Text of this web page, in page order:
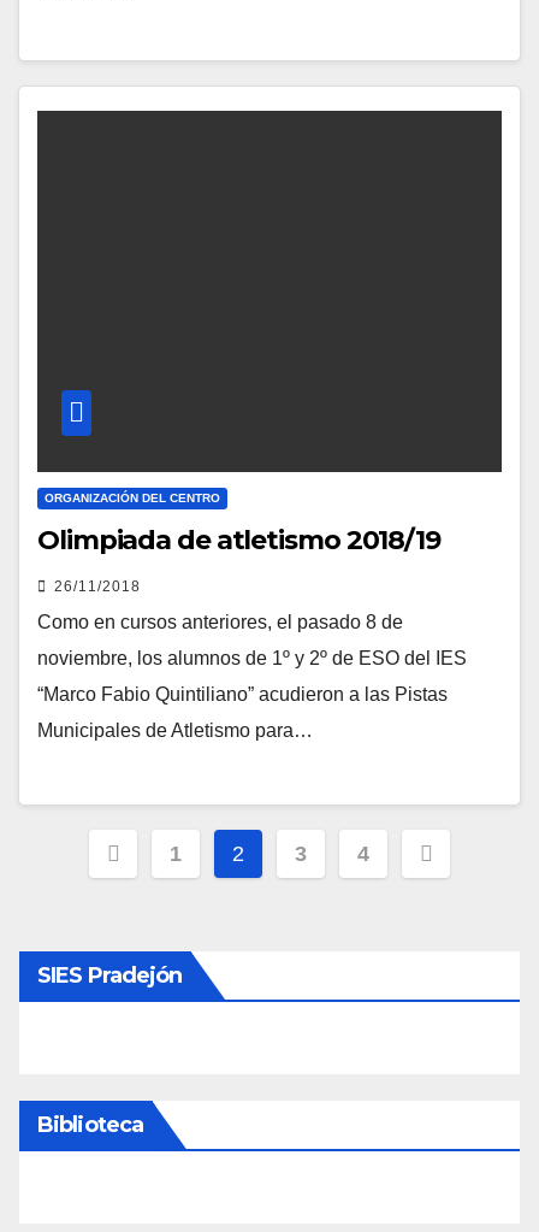
ORGANIZACIÓN DEL CENTRO
Olimpiada de atletismo 2018/19
26/11/2018
Como en cursos anteriores, el pasado 8 de
noviembre, los alumnos de 1º y 2º de ESO del IES
“Marco Fabio Quintiliano” acudieron a las Pistas
Municipales de Atletismo para…
Paginación
entradas
1 2 3 4
SIES Pradejón
Biblioteca